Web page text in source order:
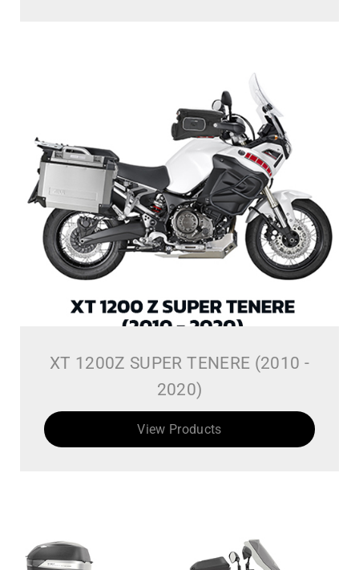
XT 1200Z SUPER TENERE (2010 -
2020)
View Products